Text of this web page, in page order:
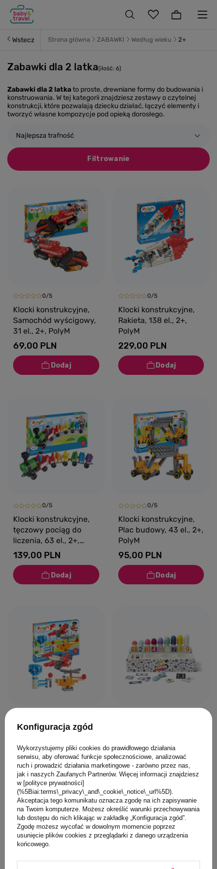
Wstecz Strona główna ZABAWKI Według wieku 2+
Zabawki dla 2 latka(ilość: 6)
Zabawki dla 2 latkato proste, drewniane formy do budowania i
konstruowania. W tej kategorii znajdziesz zestawy o czytelnej
konstrukcji, które pozwalają dziecku działać, łączyć elementy i
tworzyć własne kompozycje pod opieką dorosłego.
Najlepsza trafność
Filtrowanie
0/5
Klocki konstrukcyjne,
Samochód wyścigowy,
31 el., 2+, PolyM
69,00 PLN
0/5
Klocki konstrukcyjne,
Rakieta, 138 el., 2+,
PolyM
229,00 PLN
0/5
Klocki konstrukcyjne,
tęczowy pociąg do
liczenia, 63 el., 2+,
PolyM
139,00 PLN
0/5
Klocki konstrukcyjne,
Plac budowy, 43 el., 2+,
PolyM
95,00 PLN
Klocki konstrukcyjne,
PolyM
189,00 PLN
matematyczna dla
dzieci – gra edukacyjna
Montessori 24 mies. +
119,00 PLN
Zabawki dla 2 latka z naturalnych
materiałów w duchu Montessori
ruchową i precyzję chwytu. Drewniane zestawy o prostej
Konfiguracja zgód
Wykorzystujemy pliki cookies do prawidłowego działania
serwisu, aby oferować funkcje społecznościowe, analizować
ruch i prowadzić działania marketingowe - zarówno przez nas,
jak i naszych Zaufanych Partnerów. Więcej informacji znajdziesz
w [polityce prywatności]
(%5Biai:terms\_privacy\_and\_cookie\_notice\_url%5D).
Akceptacja tego komunikatu oznacza zgodę na ich zapisywanie
na Twoim komputerze. Możesz określić warunki przechowywania
lub dostępu do nich klikając w zakładkę „Konfiguracja zgód”.
Zgodę możesz wycofać w dowolnym momencie poprzez
usunięcie plików cookies z przeglądarki z danego urządzenia
końcowego.